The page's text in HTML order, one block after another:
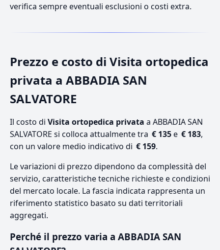
verifica sempre eventuali esclusioni o costi extra.
Prezzo e costo di Visita ortopedica
privata a ABBADIA SAN
SALVATORE
Il costo di Visita ortopedica privata a ABBADIA SAN
SALVATORE si colloca attualmente tra € 135e € 183,
con un valore medio indicativo di € 159.
Le variazioni di prezzo dipendono da complessità del
servizio, caratteristiche tecniche richieste e condizioni
del mercato locale. La fascia indicata rappresenta un
riferimento statistico basato su dati territoriali
aggregati.
Perché il prezzo varia a ABBADIA SAN